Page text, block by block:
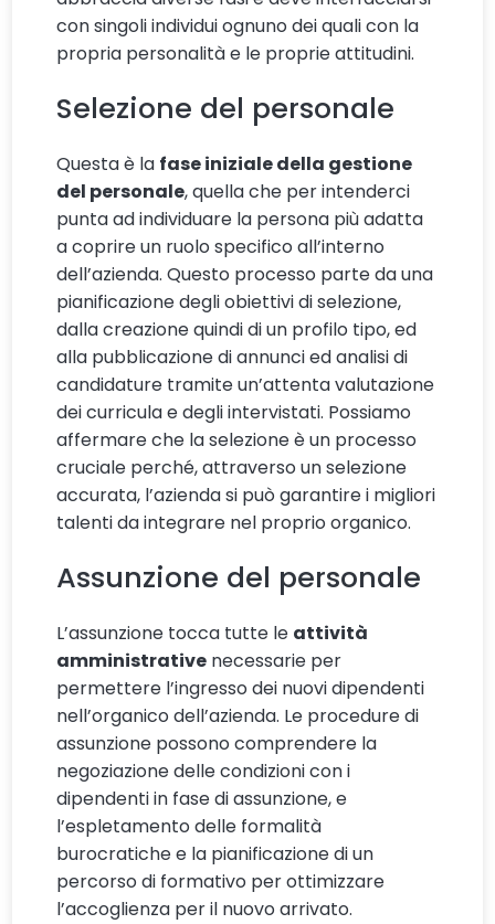
con singoli individui ognuno dei quali con la
propria personalità e le proprie attitudini.
Selezione del personale
Questa è la fase iniziale della gestione
del personale, quella che per intenderci
punta ad individuare la persona più adatta
a coprire un ruolo specifico all’interno
dell’azienda. Questo processo parte da una
pianificazione degli obiettivi di selezione,
dalla creazione quindi di un profilo tipo, ed
alla pubblicazione di annunci ed analisi di
candidature tramite un’attenta valutazione
dei curricula e degli intervistati. Possiamo
affermare che la selezione è un processo
cruciale perché, attraverso un selezione
accurata, l’azienda si può garantire i migliori
talenti da integrare nel proprio organico.
Assunzione del personale
L’assunzione tocca tutte le attività
amministrative necessarie per
permettere l’ingresso dei nuovi dipendenti
nell’organico dell’azienda. Le procedure di
assunzione possono comprendere la
negoziazione delle condizioni con i
dipendenti in fase di assunzione, e
l’espletamento delle formalità
burocratiche e la pianificazione di un
percorso di formativo per ottimizzare
l’accoglienza per il nuovo arrivato.